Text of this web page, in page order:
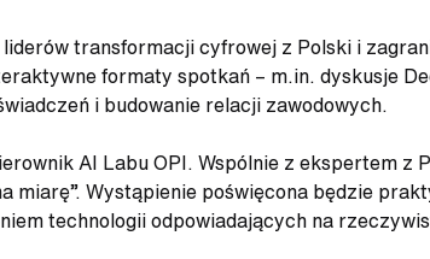
transformacji cyfrowej z Polski i
formaty spotkań – m.in. dyskusje
i budowanie relacji zawodowych.
AI Labu OPI. Wspólnie z ekspertem z
miarę”. Wystąpienie poświęcona będzie
technologii odpowiadających na